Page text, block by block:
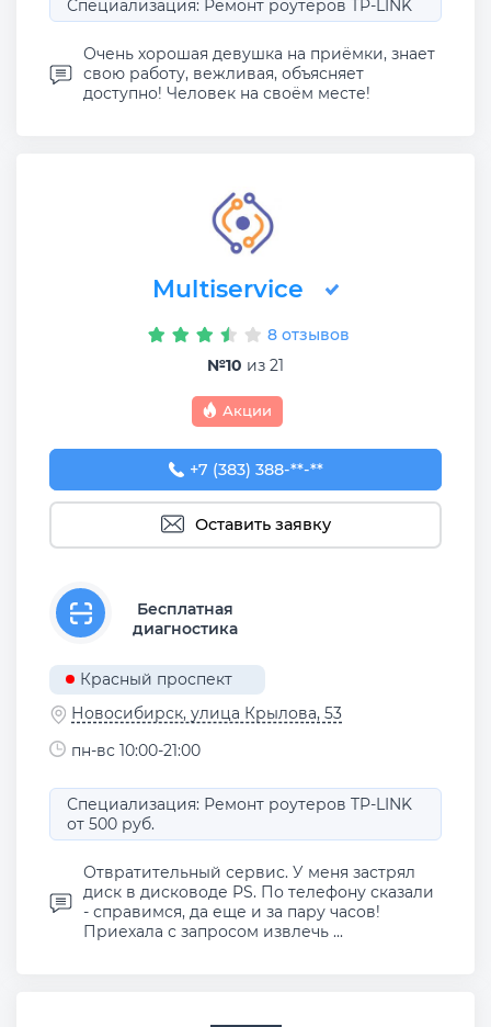
Специализация: Ремонт роутеров TP-LINK
Очень хорошая девушка на приёмки, знает
свою работу, вежливая, объясняет
доступно! Человек на своём месте!
Multiservice
8 отзывов
№10 из 21
Акции
+7 (383) 388-93-76
+7 (383) 388-**-**
Оставить заявку
Бесплатная
диагностика
Красный проспект
Новосибирск, улица Крылова, 53
пн-вс 10:00-21:00
Специализация: Ремонт роутеров TP-LINK
от 500 руб.
Отвратительный сервис. У меня застрял
диск в дисководе PS. По телефону сказали
- справимся, да еще и за пару часов!
Приехала с запросом извлечь ...